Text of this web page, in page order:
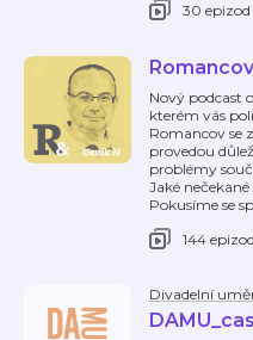
30 epizod
Nový podcast
kterém vás
Romancov se
provedou
problémy
Jaké
Pokusíme se
144 epizod
Divadelní